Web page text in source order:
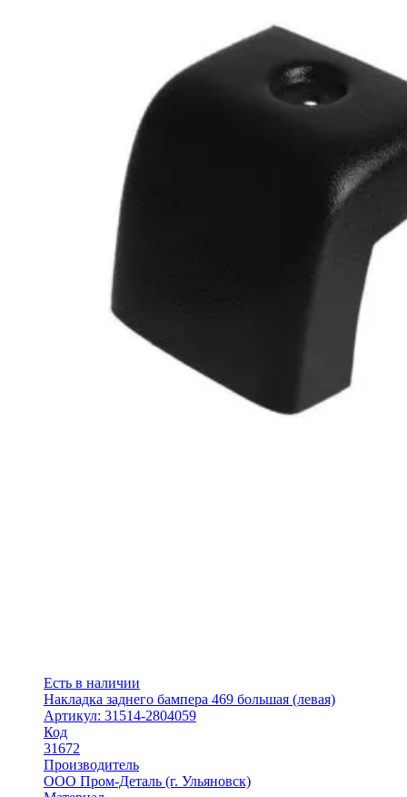
Есть в наличии
Накладка заднего бампера 469 большая (левая)
Артикул: 31514-2804059
Код
31672
Производитель
ООО Пром-Деталь (г. Ульяновск)